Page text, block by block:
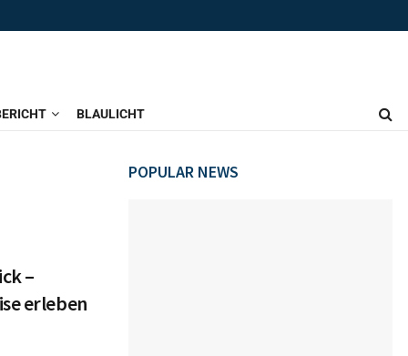
BLAULICHT
–
erleben
POPULAR NEWS